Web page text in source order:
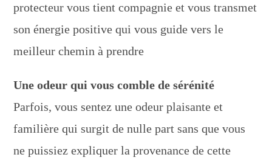
protecteur vous tient compagnie et vous transmet
son énergie positive qui vous guide vers le
meilleur chemin à prendre
Une odeur qui vous comble de sérénité
Parfois, vous sentez une odeur plaisante et
familière qui surgit de nulle part sans que vous
ne puissiez expliquer la provenance de cette